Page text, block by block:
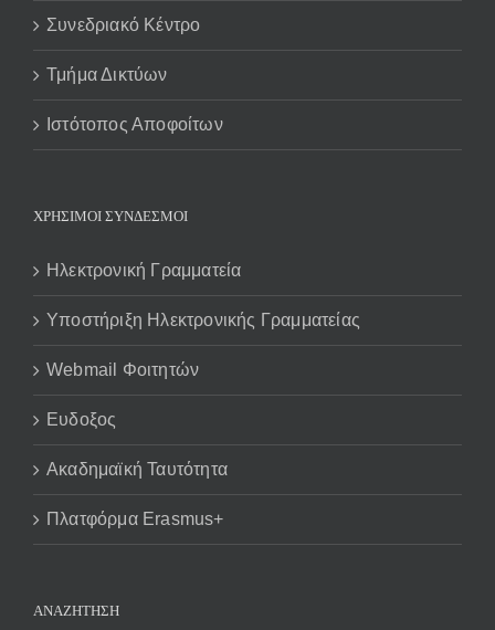
Συνεδριακό Κέντρο
Τμήμα Δικτύων
Ιστότοπος Αποφοίτων
ΧΡΗΣΙΜΟΙ ΣΥΝΔΕΣΜΟΙ
Ηλεκτρονική Γραμματεία
Υποστήριξη Ηλεκτρονικής Γραμματείας
Webmail Φοιτητών
Ευδοξος
Ακαδημαϊκή Ταυτότητα
Πλατφόρμα Erasmus+
ΑΝΑΖΉΤΗΣΗ